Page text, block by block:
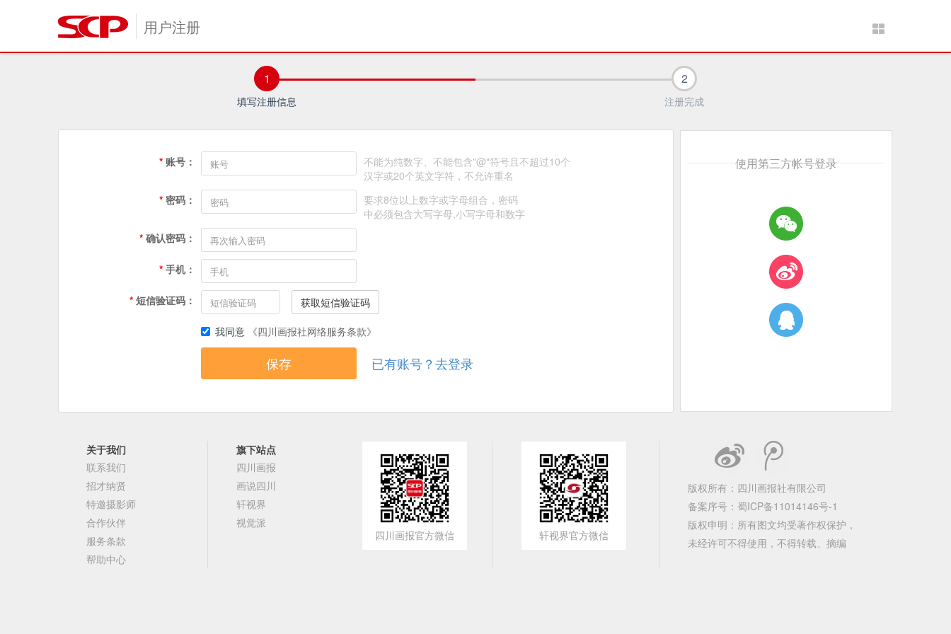
用户注册
1
填写注册信息
2
注册完成
* 账号：
不能为纯数字、不能包含"@"符号且不超过10个
汉字或20个英文字符，不允许重名
* 密码：
要求8位以上数字或字母组合，密码
中必须包含大写字母,小写字母和数字
* 确认密码：
* 手机：
* 短信验证码： 获取短信验证码
我同意 《四川画报社网络服务条款》
已有账号？去登录
使用第三方帐号登录
关于我们
联系我们
招才纳贤
特邀摄影师
合作伙伴
服务条款
帮助中心
旗下站点
四川画报
画说四川
轩视界
视觉派
四川画报官方微信
轩视界官方微信
版权所有：四川画报社有限公司
备案序号： 蜀ICP备11014146号-1
版权申明：所有图文均受著作权保护，
未经许可不得使用，不得转载、摘编